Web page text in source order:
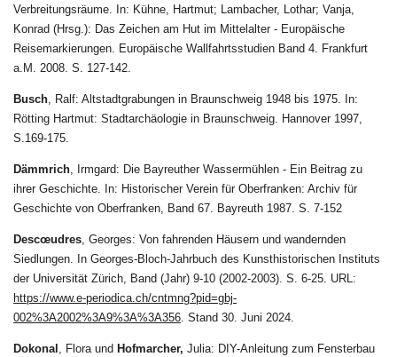
Verbreitungsräume. In: Kühne, Hartmut; Lambacher, Lothar; Vanja,
Konrad (Hrsg.): Das Zeichen am Hut im Mittelalter - Europäische
Reisemarkierungen. Europäische Wallfahrtsstudien Band 4. Frankfurt
a.M. 2008. S. 127-142.
Busch, Ralf: Altstadtgrabungen in Braunschweig 1948 bis 1975. In:
Rötting Hartmut: Stadtarchäologie in Braunschweig. Hannover 1997,
S.169-175.
Dämmrich, Irmgard: Die Bayreuther Wassermühlen - Ein Beitrag zu
ihrer Geschichte. In: Historischer Verein für Oberfranken: Archiv für
Geschichte von Oberfranken, Band 67. Bayreuth 1987. S. 7-152
Descœudres, Georges: Von fahrenden Häusern und wandernden
Siedlungen. In Georges-Bloch-Jahrbuch des Kunsthistorischen Instituts
der Universität Zürich, Band (Jahr) 9-10 (2002-2003). S. 6-25. URL:
https://www.e-periodica.ch/cntmng?pid=gbj-
002%3A2002%3A9%3A%3A356. Stand 30. Juni 2024.
Dokonal , Flora und Hofmarcher, Julia: DIY-Anleitung zum Fensterbau